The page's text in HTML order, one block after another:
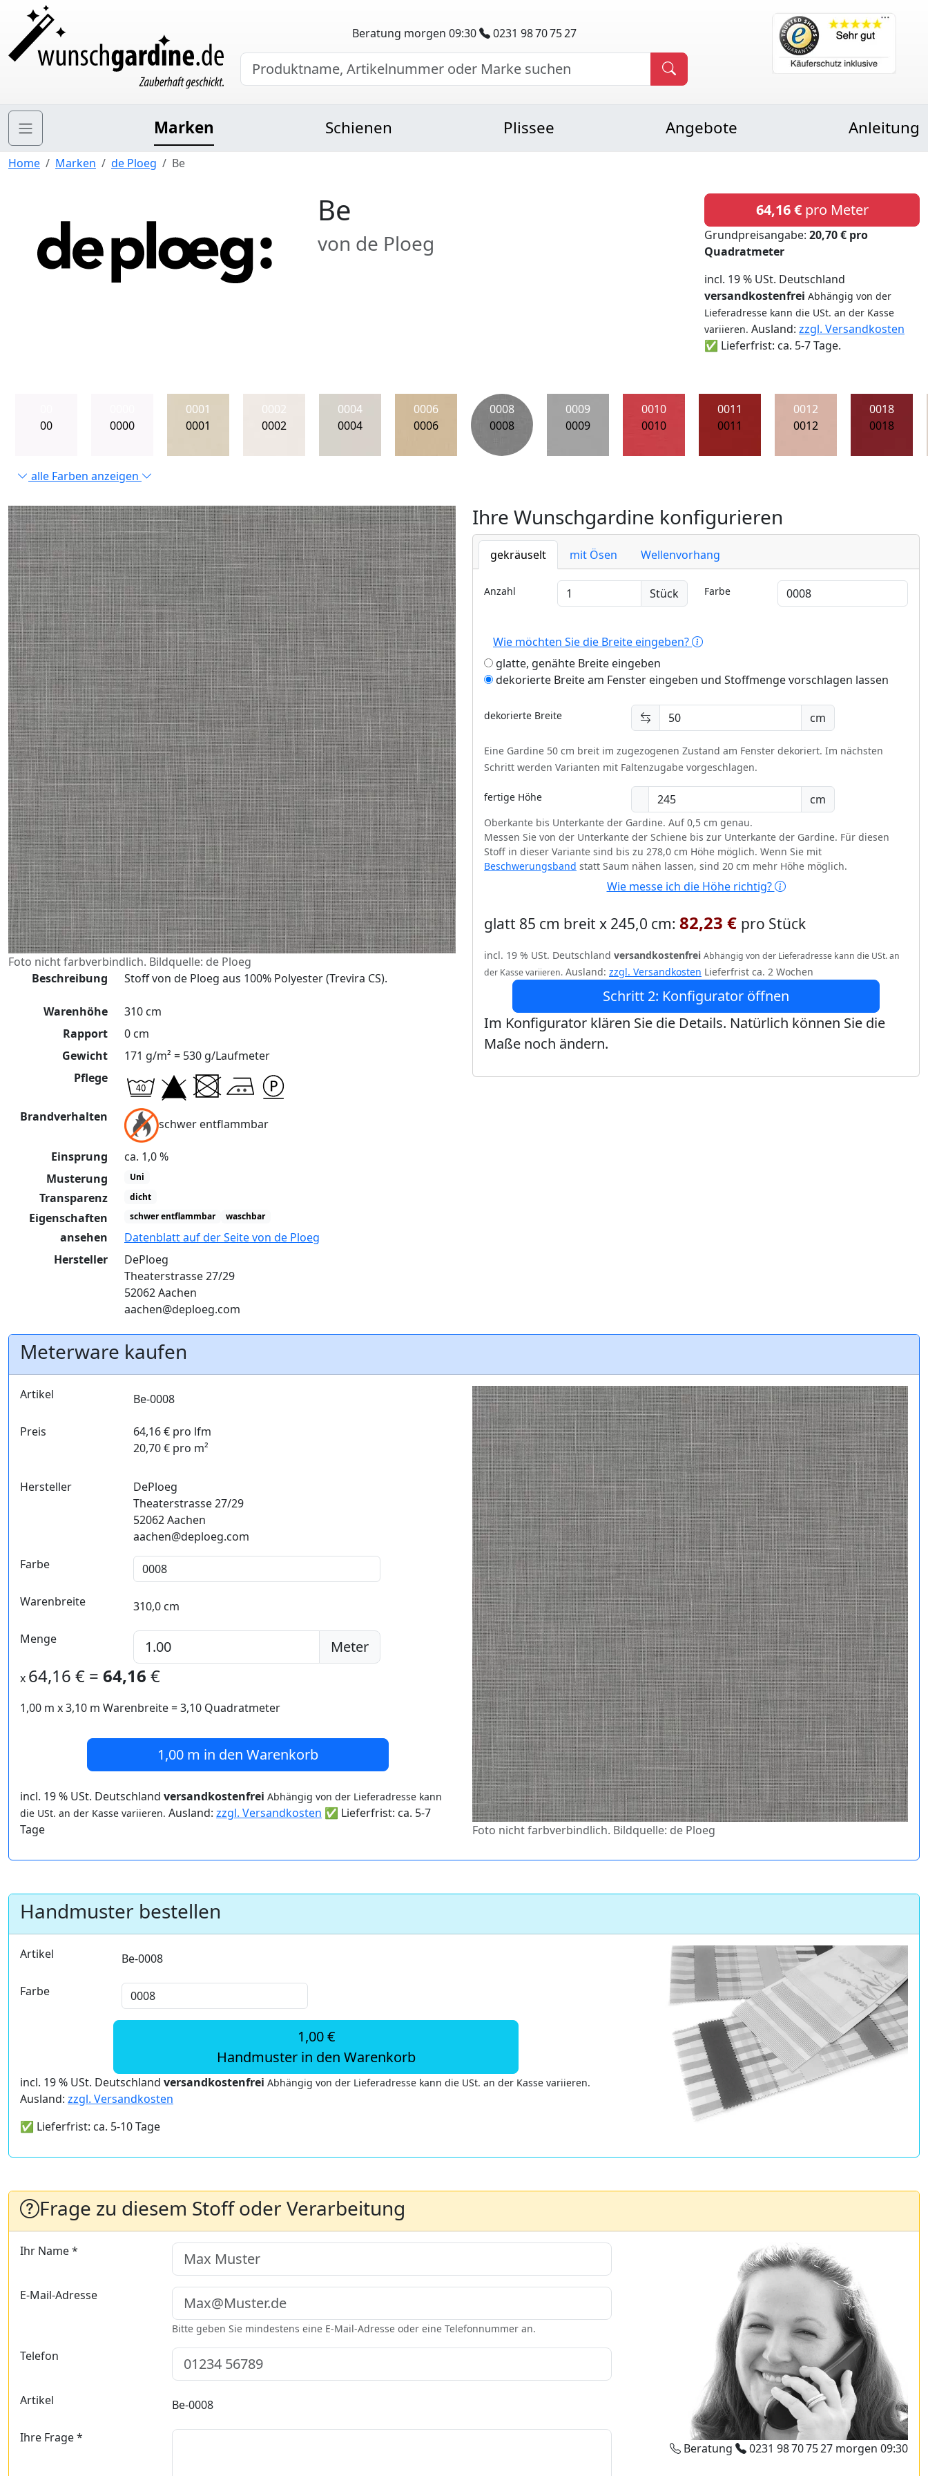
Beratung morgen 09:30 0231 98 70 75 27
Marken Schienen Plissee Angebote Anleitung
Home Marken de Ploeg Be
Be
von de Ploeg
64,16 €pro Meter
Grundpreisangabe: 20,70 € pro
Quadratmeter
incl. 19 % USt. Deutschland
versandkostenfrei Abhängig von der
Lieferadresse kann die USt. an der Kasse
variieren. Ausland: zzgl. Versandkosten
✅ Lieferfrist: ca. 5-7 Tage.
00
0000
0001
0001
0002
0002
0004
0004
0006
0006
0008
0008
0009
0009
0010
0010
0011
0011
0012
0012
0018
0018
alle Farben anzeigen
Foto nicht farbverbindlich. Bildquelle: de Ploeg
Beschreibung
Stoff von de Ploeg aus 100% Polyester (Trevira CS).
Warenhöhe
310 cm
Rapport
0 cm
Gewicht
171 g/m² = 530 g/Laufmeter
Pflege
Brandverhalten
schwer entflammbar
Einsprung
ca. 1,0 %
Musterung
Uni
Transparenz dicht
Eigenschaften schwer entflammbar waschbar
ansehen
Datenblatt auf der Seite von de Ploeg
Hersteller
DePloeg
Theaterstrasse 27/29
52062 Aachen
aachen@deploeg.com
Ihre Wunschgardine konfigurieren
gekräuselt mit Ösen Wellenvorhang
Anzahl Stück Farbe
Wie möchten Sie die Breite eingeben?
glatte, genähte Breite eingeben
dekorierte Breite am Fenster eingeben und Stoffmenge vorschlagen lassen
dekorierte Breite cm
Eine Gardine 50 cm breit im zugezogenen Zustand am Fenster dekoriert. Im nächsten
Schritt werden Varianten mit Faltenzugabe vorgeschlagen.
fertige Höhe cm
Oberkante bis Unterkante der Gardine. Auf 0,5 cm genau.
Messen Sie von der Unterkante der Schiene bis zur Unterkante der Gardine. Für diesen
Stoff in dieser Variante sind bis zu 278,0 cm Höhe möglich. Wenn Sie mit
Beschwerungsband statt Saum nähen lassen, sind 20 cm mehr Höhe möglich.
Wie messe ich die Höhe richtig?
glatt 85 cm breit x 245,0 cm: 82,23 € pro Stück
incl. 19 % USt. Deutschland versandkostenfrei Abhängig von der Lieferadresse kann die USt. an
der Kasse variieren. Ausland: zzgl. Versandkosten Lieferfrist ca. 2 Wochen
Schritt 2: Konfigurator öffnen
Im Konfigurator klären Sie die Details. Natürlich können Sie die
Maße noch ändern.
Meterware kaufen
Artikel Be-0008
Preis
64,16 € pro lfm
20,70 € pro m²
Hersteller
DePloeg
Theaterstrasse 27/29
52062 Aachen
aachen@deploeg.com
Farbe
Warenbreite 310,0 cm
Menge Meter
x 64,16 € = 64,16 €
1,00 m x3,10 m Warenbreite =3,10 Quadratmeter
1,00 m in den Warenkorb
incl. 19 % USt. Deutschland versandkostenfrei Abhängig von der Lieferadresse kann
die USt. an der Kasse variieren. Ausland: zzgl. Versandkosten ✅ Lieferfrist: ca. 5-7
Tage
Foto nicht farbverbindlich. Bildquelle: de Ploeg
Handmuster bestellen
Artikel Be-0008
Farbe
1,00 €
Handmuster in den Warenkorb
incl. 19 % USt. Deutschland versandkostenfrei Abhängig von der Lieferadresse kann die USt. an der Kasse variieren.
Ausland: zzgl. Versandkosten
✅ Lieferfrist: ca. 5-10 Tage
Frage zu diesem Stoff oder Verarbeitung
Ihr Name *
E-Mail-Adresse
Bitte geben Sie mindestens eine E-Mail-Adresse oder eine Telefonnummer an.
Telefon
Artikel Be-0008
Ihre Frage *
Beratung 0231 98 70 75 27morgen 09:30